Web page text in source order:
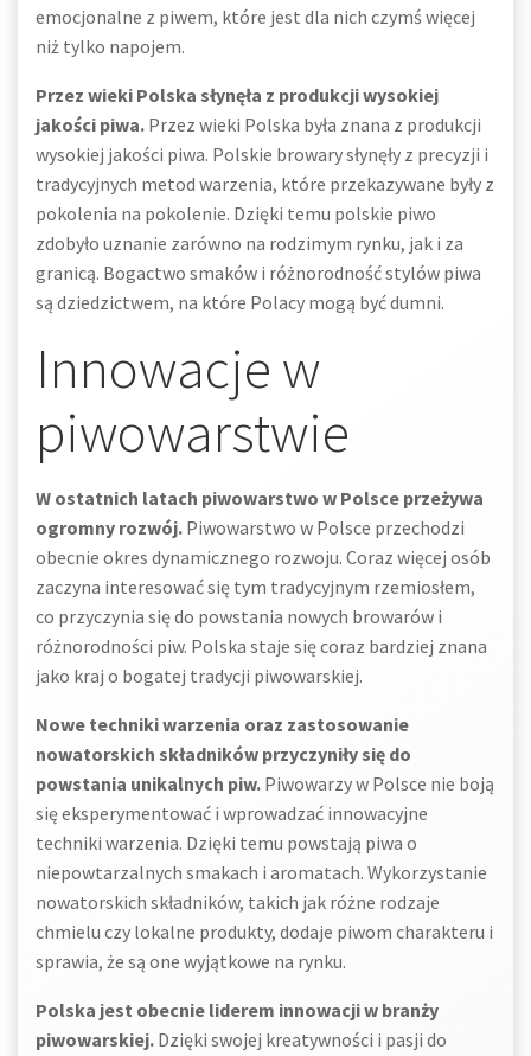
emocjonalne z piwem, które jest dla nich czymś więcej
niż tylko napojem.
Przez wieki Polska słynęła z produkcji wysokiej
jakości piwa. Przez wieki Polska była znana z produkcji
wysokiej jakości piwa. Polskie browary słynęły z precyzji i
tradycyjnych metod warzenia, które przekazywane były z
pokolenia na pokolenie. Dzięki temu polskie piwo
zdobyło uznanie zarówno na rodzimym rynku, jak i za
granicą. Bogactwo smaków i różnorodność stylów piwa
są dziedzictwem, na które Polacy mogą być dumni.
Innowacje w
piwowarstwie
W ostatnich latach piwowarstwo w Polsce przeżywa
ogromny rozwój. Piwowarstwo w Polsce przechodzi
obecnie okres dynamicznego rozwoju. Coraz więcej osób
zaczyna interesować się tym tradycyjnym rzemiosłem,
co przyczynia się do powstania nowych browarów i
różnorodności piw. Polska staje się coraz bardziej znana
jako kraj o bogatej tradycji piwowarskiej.
Nowe techniki warzenia oraz zastosowanie
nowatorskich składników przyczyniły się do
powstania unikalnych piw. Piwowarzy w Polsce nie boją
się eksperymentować i wprowadzać innowacyjne
techniki warzenia. Dzięki temu powstają piwa o
niepowtarzalnych smakach i aromatach. Wykorzystanie
nowatorskich składników, takich jak różne rodzaje
chmielu czy lokalne produkty, dodaje piwom charakteru i
sprawia, że są one wyjątkowe na rynku.
Polska jest obecnie liderem innowacji w branży
piwowarskiej. Dzięki swojej kreatywności i pasji do